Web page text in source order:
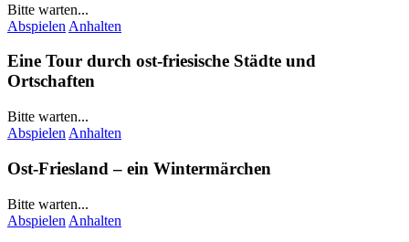
Bitte warten...
Abspielen Anhalten
Eine Tour durch ost-friesische Städte und
Ortschaften
Bitte warten...
Abspielen Anhalten
Ost-Friesland – ein Wintermärchen
Bitte warten...
Abspielen Anhalten